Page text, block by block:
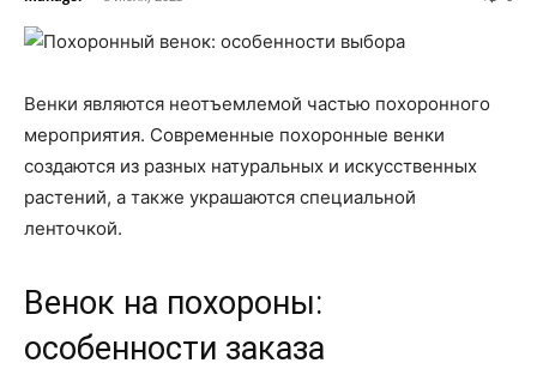
Венки являются неотъемлемой частью похоронного
мероприятия. Современные похоронные венки
создаются из разных натуральных и искусственных
растений, а также украшаются специальной
ленточкой.
Венок на похороны:
особенности заказа